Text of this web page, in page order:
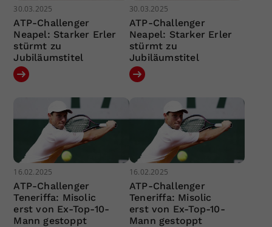
30.03.2025
ATP-Challenger
Neapel: Starker Erler
stürmt zu
Jubiläumstitel
30.03.2025
ATP-Challenger
Neapel: Starker Erler
stürmt zu
Jubiläumstitel
16.02.2025
ATP-Challenger
Teneriffa: Misolic
erst von Ex-Top-10-
Mann gestoppt
16.02.2025
ATP-Challenger
Teneriffa: Misolic
erst von Ex-Top-10-
Mann gestoppt